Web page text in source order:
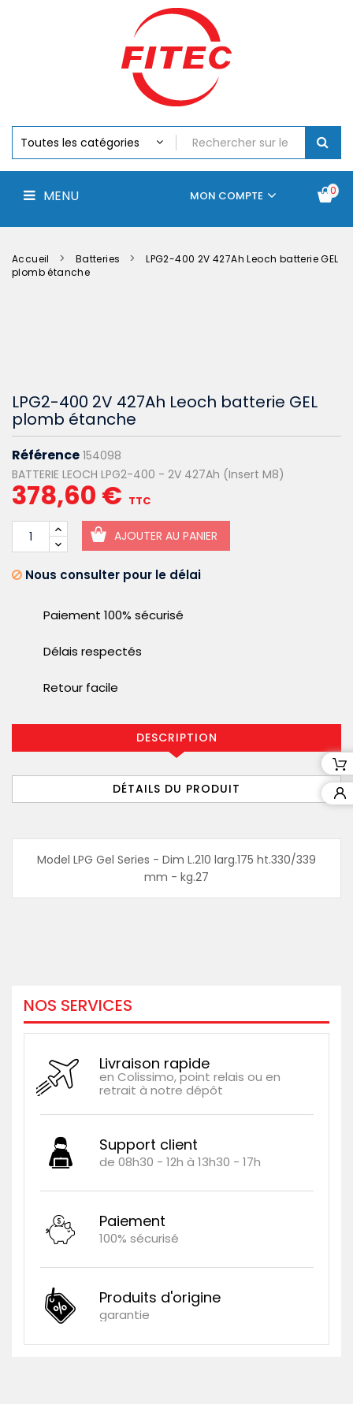
MENU 0
MON COMPTE
Chargeurs
Accus
Perceuse,
Visseuse
Batteries
Accueil Batteries
LPG2-400 2V 427Ah Leoch batterie GEL
plomb étanche
LPG2-400 2V 427Ah Leoch batterie GEL
plomb étanche
Référence 154098
BATTERIE LEOCH LPG2-400 - 2V 427Ah (Insert M8)
378,60 € TTC
AJOUTER AU PANIER
Nous consulter pour le délai
Paiement 100% sécurisé
Délais respectés
Retour facile
DESCRIPTION
DÉTAILS DU PRODUIT
Model LPG Gel Series - Dim L.210 larg.175 ht.330/339
mm - kg.27
NOS SERVICES
Livraison rapide
en Colissimo, point relais ou en
retrait à notre dépôt
Support client
de 08h30 - 12h à 13h30 - 17h
Paiement
100% sécurisé
Produits d'origine
garantie